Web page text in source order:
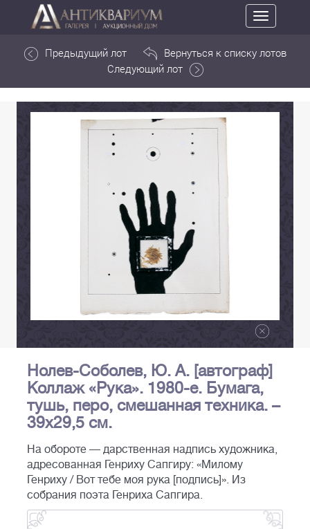
Toggle
navigation
Предыдущий лот
Вернуться к списку лотов
Следующий лот
Нолев-Соболев, Ю. А. [автограф]
Коллаж «Рука». 1980-е. Бумага,
тушь, перо, смешанная техника. –
39x29,5 см.
На обороте — дарственная надпись художника,
адресованная Генриху Сапгиру: «Милому
Генриху / Вот тебе моя рука [подпись]». Из
собрания поэта Генриха Сапгира.